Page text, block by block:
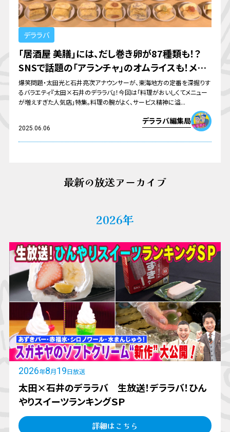
デララバ
「居酒屋 美膳」には、だし巻き卵が87種類も！？
SNSで話題の「アランチャ」のオムライスも！メニ
ューが増えすぎた人気店に迫る！
爆笑問題・太田光と石井亮次アナウンサーが、東海地方の定番を深掘りす
るバラエティ『太田×石井のデララバ』！今回は「料理がおいしくてメニュー
が増えすぎた人気店」特集。料理の腕がよく、サービス精神に溢...
2025.06.06
デララバ編集局
最新の放送アーカイブ
2026年
2026年8月 19日放送
太田×石井のデララバ 生放送！デララバ！ひん
やりスイーツランキングＳＰ
詳細はこちら